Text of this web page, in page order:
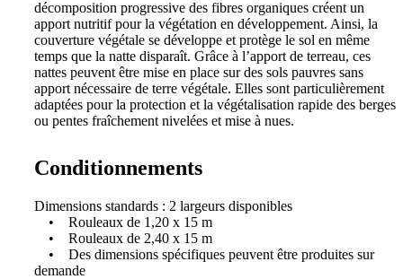
décomposition progressive des fibres organiques créent un
apport nutritif pour la végétation en développement. Ainsi, la
couverture végétale se développe et protège le sol en même
temps que la natte disparaît. Grâce à l’apport de terreau, ces
nattes peuvent être mise en place sur des sols pauvres sans
apport nécessaire de terre végétale. Elles sont particulièrement
adaptées pour la protection et la végétalisation rapide des berges
ou pentes fraîchement nivelées et mise à nues.
Conditionnements
Dimensions standards : 2 largeurs disponibles
• Rouleaux de 1,20 x 15 m
• Rouleaux de 2,40 x 15 m
• Des dimensions spécifiques peuvent être produites sur
demande